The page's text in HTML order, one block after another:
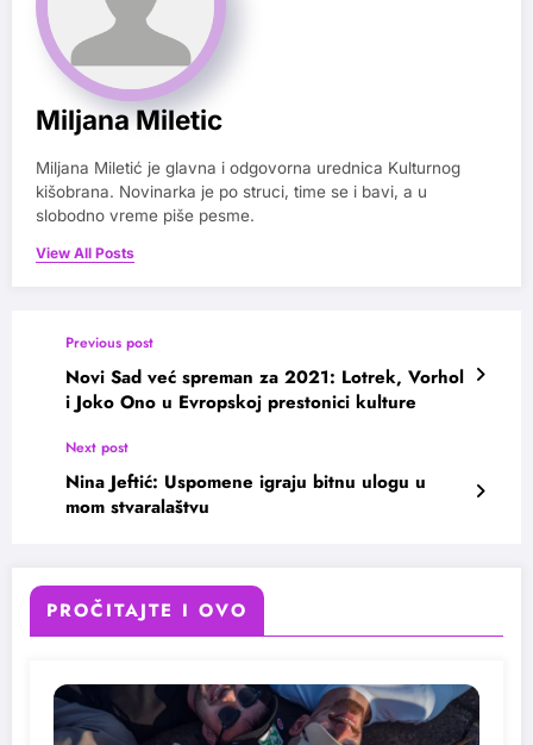
Miljana Miletic
Miljana Miletić je glavna i odgovorna urednica Kulturnog
kišobrana. Novinarka je po struci, time se i bavi, a u
slobodno vreme piše pesme.
View All Posts
Previous post
Novi Sad već spreman za 2021: Lotrek, Vorhol
i Joko Ono u Evropskoj prestonici kulture
Next post
Nina Jeftić: Uspomene igraju bitnu ulogu u
mom stvaralaštvu
PROČITAJTE I OVO